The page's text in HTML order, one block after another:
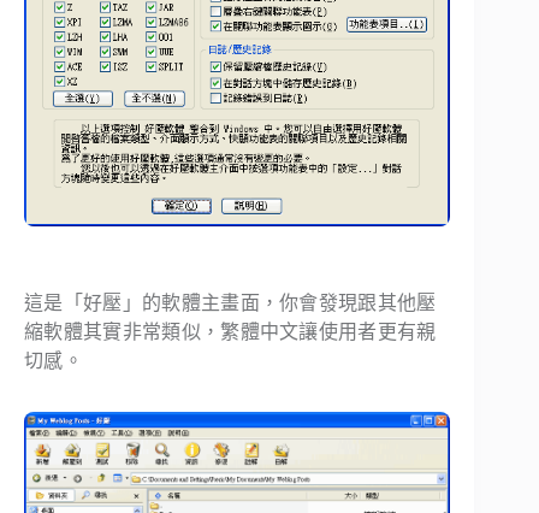
這是「好壓」的軟體主畫面，你會發現跟其他壓
縮軟體其實非常類似，繁體中文讓使用者更有親
切感。